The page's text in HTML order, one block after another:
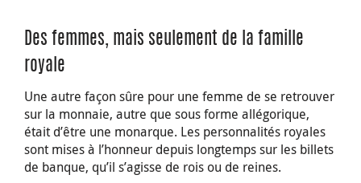
Des femmes, mais seulement de la famille
royale
Une autre façon sûre pour une femme de se retrouver
sur la monnaie, autre que sous forme allégorique,
était d’être une monarque. Les personnalités royales
sont mises à l’honneur depuis longtemps sur les billets
de banque, qu’il s’agisse de rois ou de reines.